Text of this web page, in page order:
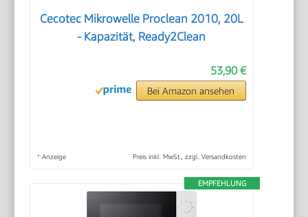
Cecotec Mikrowelle Proclean 2010, 20L
- Kapazität, Ready2Clean
53,90 €
Bei Amazon ansehen
* Anzeige Preis inkl. MwSt., zzgl. Versandkosten
EMPFEHLUNG